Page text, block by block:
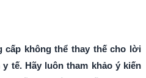
không thể thay thế cho lời
tế. Hãy luôn tham khảo ý kiến